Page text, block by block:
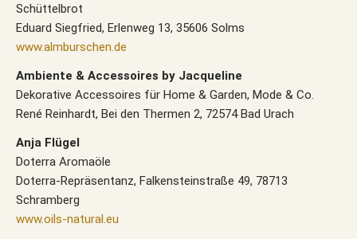
Schüttelbrot
Eduard Siegfried, Erlenweg 13, 35606 Solms
www.almburschen.de
Ambiente & Accessoires by Jacqueline
Dekorative Accessoires für Home & Garden, Mode & Co.
René Reinhardt, Bei den Thermen 2, 72574 Bad Urach
Anja Flügel
Doterra Aromaöle
Doterra-Repräsentanz, Falkensteinstraße 49, 78713
Schramberg
www.oils-natural.eu